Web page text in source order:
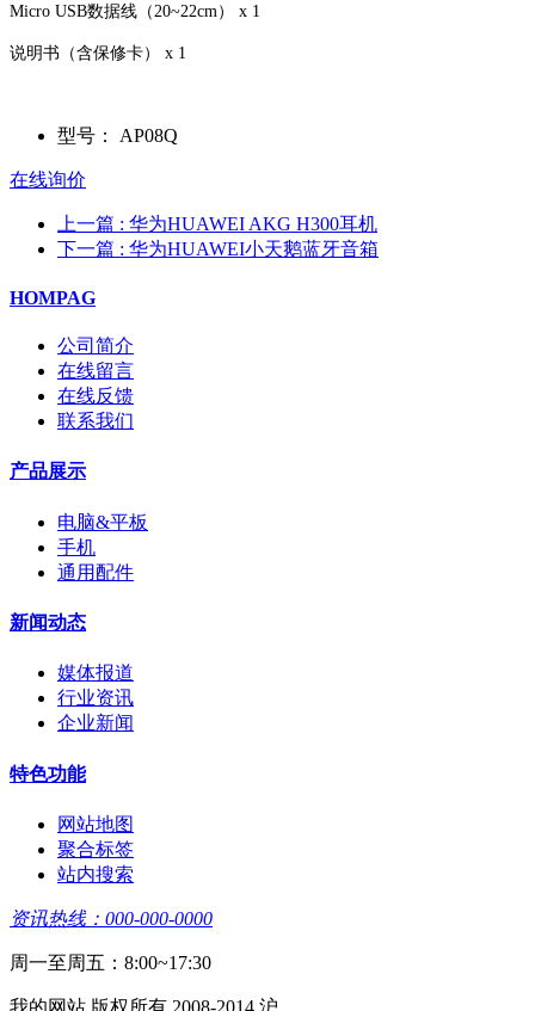
Micro USB数据线（20~22cm） x 1
说明书（含保修卡） x 1
型号： AP08Q
在线询价
上一篇 : 华为HUAWEI AKG H300耳机
下一篇 : 华为HUAWEI小天鹅蓝牙音箱
HOMPAG
公司简介
在线留言
在线反馈
联系我们
产品展示
电脑&平板
手机
通用配件
新闻动态
媒体报道
行业资讯
企业新闻
特色功能
网站地图
聚合标签
站内搜索
资讯热线：000-000-0000
周一至周五：8:00~17:30
我的网站 版权所有 2008-2014 沪